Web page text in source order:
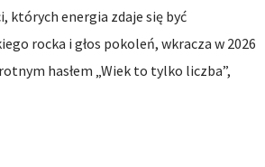
których energia zdaje się być
rocka i głos pokoleń, wkracza w 2026
hasłem „Wiek to tylko liczba”,